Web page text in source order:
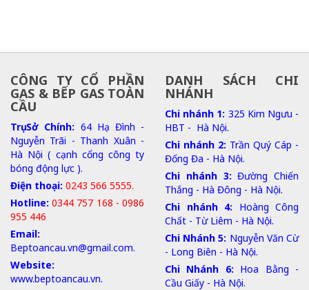
CÔNG TY CỔ PHẦN
GAS & BẾP GAS TOÀN
CẦU
Trụ Sở Chính: 64 Hạ Đình -
Nguyễn Trãi - Thanh Xuân -
Hà Nội ( cạnh cổng công ty
bóng động lực ).
Điện thoại: 0243 566 5555.
Hotline: 0344 757 168 - 0986
955 446
Email:
Beptoancau.vn@gmail.com.
Website:
www.beptoancau.vn.
DANH SÁCH CHI
NHÁNH
Chi nhánh 1: 325 Kim Ngưu -
HBT - Hà Nội.
Chi nhánh 2: Trần Quý Cáp -
Đống Đa - Hà Nội.
Chi nhánh 3: Đường Chiến
Thắng - Hà Đông - Hà Nội.
Chi nhánh 4:
Hoàng Công
Chất - Từ Liêm - Hà Nội.
Chi Nhánh 5: Nguyễn Văn Cừ
- Long Biên - Hà Nội.
Chi Nhánh 6: Hoa Bằng -
Cầu Giấy - Hà Nội.